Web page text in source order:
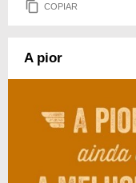
COPIAR
A pior